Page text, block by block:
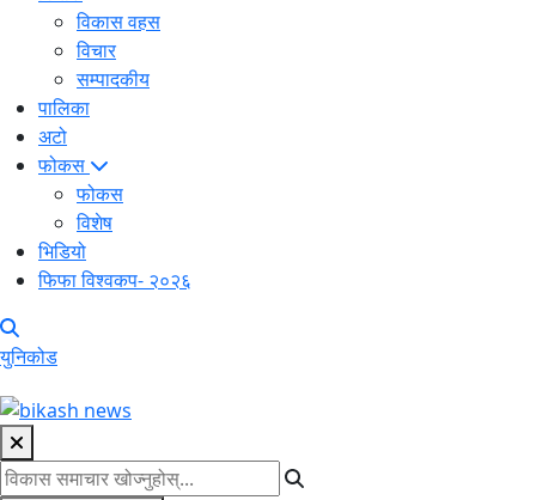
विकास वहस
विचार
सम्पादकीय
पालिका
अटो
फोकस
फोकस
विशेष
भिडियो
फिफा विश्वकप- २०२६
युनिकोड